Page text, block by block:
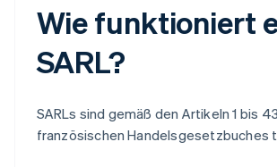
Wie funktioniert
SARL?
SARLs sind gemäß den Artikeln 1 bis
französischen Handelsgesetzbuches